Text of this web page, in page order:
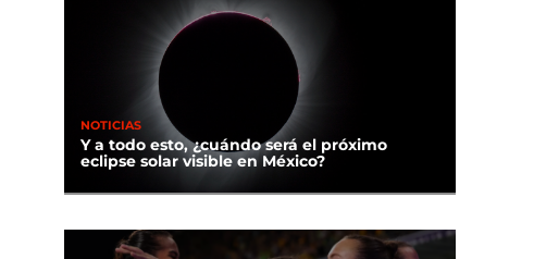
NOTICIAS
Y a todo esto, ¿cuándo será el próximo
eclipse solar visible en México?